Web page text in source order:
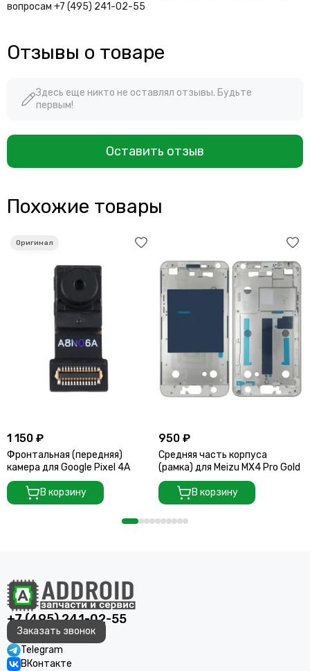
вопросам +7 (495) 241-02-55
Отзывы о товаре
Здесь еще никто не оставлял отзывы. Будьте
первым!
Оставить отзыв
Похожие товары
1 150 ₽
Фронтальная (передняя)
камера для Google Pixel 4A
В корзину
950 ₽
Средняя часть корпуса
(рамка) для Meizu MX4 Pro Gold
В корзину
+7 (495) 241-02-55
Заказать звонок
Telegram
ВКонтакте